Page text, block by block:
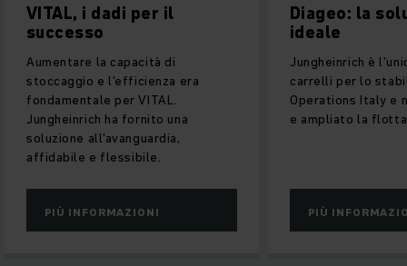
VITAL, i dadi per il
successo
Aumentare la capacità di
stoccaggio e l'efficienza era
fondamentale per VITAL.
Jungheinrich ha fornito una
soluzione all'avanguardia,
affidabile e flessibile.
PIÙ INFORMAZIONI
Diageo: la
ideale
Jungheinrich è
carrelli per lo
Operations Italy e
e ampliato la
PIÙ